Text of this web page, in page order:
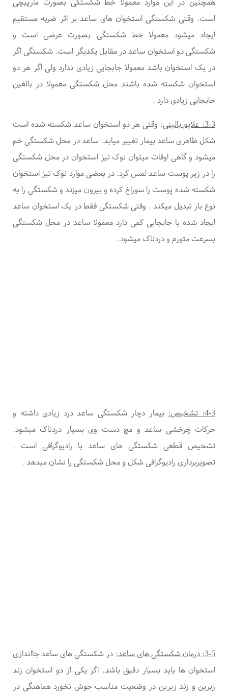
است. وقتی شکستگی استخوان های ساعد بر اثر ضربه مستقیم
ایجاد میشود معمولا خط شکستگی بصورت عرضی است و
شکستگی دو استخوان ساعد در مقابل یکدیگر است. شکستگی اگر
در یک استخوان باشد معمولا جابجایی زیادی ندارد ولی اگر هر دو
استخوان شکسته شده باشند محل شکستگی معمولا در بالغین
جابجایی زیادی دارد .
3-3: علایم بالینی : وقتی هر دو استخوان ساعد شکسته شده است
شکل ظاهری ساعد بیمار تغییر میابد. ساعد در محل شکستگی خم
میشود و گاهی اوقات میتوان نوک تیز استخوان در محل شکستگی
را در زیر پوست ساعد لمس کرد. در بعضی موارد نوک تیز استخوان
شکسته شده پوست را سوراخ کرده و بیرون میزند و شکستگی را به
نوع باز تبدیل میکند . وقتی شکستگی فقط در یک استخوان ساعد
ایجاد شده یا جابجایی کمی دارد معمولا ساعد در محل شکستگی
بسرعت متورم و دردناک میشود.
4-3: تشخیص:
بیمار دچار شکستگی ساعد درد زیادی داشته و
حرکات چرخشی ساعد و مچ دست وی بسیار دردناک میشود.
تشخیص قطعی شکستگی های ساعد با رادیوگرافی است .
تصویربرداری رادیوگرافیشکل و محل شکستگی را نشان میدهد .
3-5: درمان شکستگی های ساعد:
در شکستگی های ساعد جااندازی
استخوان ها باید بسیار دقیق باشد. اگر یکی از دو استخوان زند
زبرین و زند زیرین در وضعیت مناسب جوش نخورد هماهنگی در